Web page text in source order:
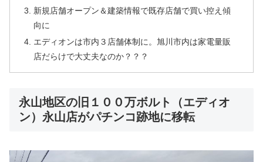
新規店舗オープン＆建築情報で既存店舗で買い控え傾
向に
エディオンは市内３店舗体制に。旭川市内は家電量販
店だらけで大丈夫なのか？？？
永山地区の旧１００万ボルト（エディオ
ン）永山店がパチンコ跡地に移転